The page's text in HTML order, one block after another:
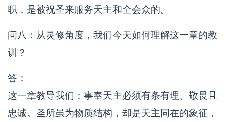
职，是被祝圣来服务天主和全会众的。
问八：从灵修角度，我们今天如何理解这一章的教
训？
答：
这一章教导我们：事奉天主必须有条有理、敬畏且
忠诚。圣所虽为物质结构，却是天主同在的象征，